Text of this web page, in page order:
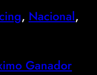
, Nacional
Ganador